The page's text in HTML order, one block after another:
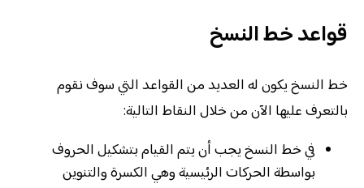
قواعد خط النسخ
خط النسخ يكون له العديد من القواعد التي سوف نقوم
بالتعرف عليها الآن من خلال النقاط التالية:
في خط النسخ يجب أن يتم القيام بتشكيل الحروف
بواسطة الحركات الرئيسية وهي الكسرة والتنوين